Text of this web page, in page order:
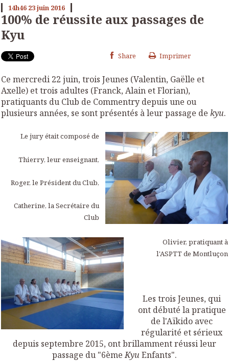
14h46 23juin 2016
100% de réussite aux passages de
Kyu
Share Imprimer
Ce mercredi 22 juin, trois Jeunes (Valentin, Gaëlle et
Axelle) et trois adultes (Franck, Alain et Florian),
pratiquants du Club de Commentry depuis une ou
plusieurs années, se sont présentés à leur passage de kyu.
Le jury était composé de
Thierry, leur enseignant,
Roger, le Président du Club,
Catherine, la Secrétaire du
Club
Olivier, pratiquant à
l'ASPTT de Montluçon
Les trois Jeunes, qui
ont débuté la pratique
de l'Aïkido avec
régularité et sérieux
depuis septembre 2015, ont brillamment réussi leur
passage du "6èmeKyu Enfants".